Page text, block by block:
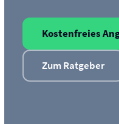
Kostenfreies
Zum Ratgeber